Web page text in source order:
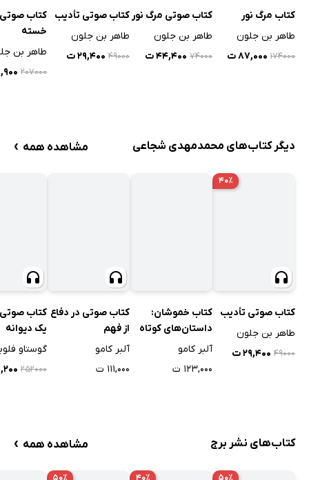
کتاب مرگ نور
طاهر بن جلون
۱۷۴۰۰۰ ۸۷,۰۰۰ ت
کتاب صوتی مرگ نور
طاهر بن جلون
۷۴۰۰۰ ۴۴,۴۰۰ ت
کتاب صوتی تأدیب
طاهر بن جلون
۴۹۰۰۰ ۲۹,۴۰۰ ت
کتاب
خسته
طاهر بن
۲۰۷۰۰۰
دیگر کتاب‌های محمدمهدی شجاعی مشاهده همه ›
۴۰٪
کتاب صوتی تأدیب
طاهر بن جلون
۴۹۰۰۰ ۲۹,۴۰۰ ت
کتاب خموشان:
داستان‌های کوتاه
آلبر کامو‬
آلبر کامو
۱۲۳,۰۰۰ ت
کتاب صوتی در دفاع
از فهم
آلبر کامو
۱۱۱,۰۰۰ ت
کتاب
یک دیوانه
گوستاو
۲۵۲۰۰۰
کتاب‌های نشر برج مشاهده همه ›
۵۰٪ ۴۰٪ ۵۰٪